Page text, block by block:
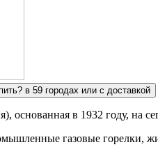
в 59 городах или с доставкой
основанная в 1932 году, на
газовые горелки,